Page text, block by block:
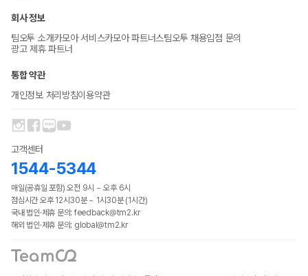
회사 정보
팀오투 소개카모아 서비스카모아 파트너스팀오투 채용입점 문의
광고 제휴 파트너
통합 약관
개인정보 처리방침이용약관
고객센터
1544-5344
매일(공휴일 포함) 오전 9시 ~ 오후 6시
점심시간 오후 12시30분 ~ 1시30분 (1시간)
국내 법인·제휴 문의: feedback@tm2.kr
해외 법인·제휴 문의: global@tm2.kr